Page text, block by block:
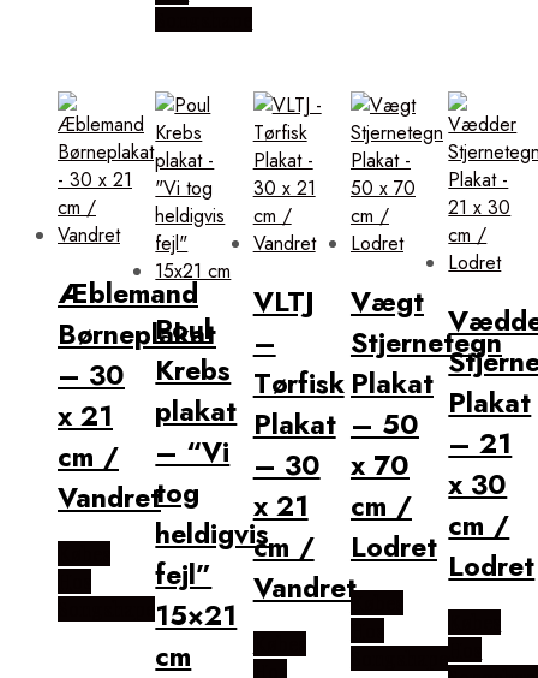
Æblemand
Børneplakat
– 30
x 21
cm /
Vandret
Poul
Krebs
plakat
– “Vi
tog
heldigvis
fejl”
15×21
cm
VLTJ
–
Tørfisk
Plakat
– 30
x 21
cm /
Vandret
Vægt
Stjernetegn
Plakat
– 50
x 70
cm /
Lodret
Købes
Plakat
– 21
x 30
cm /
Lodret